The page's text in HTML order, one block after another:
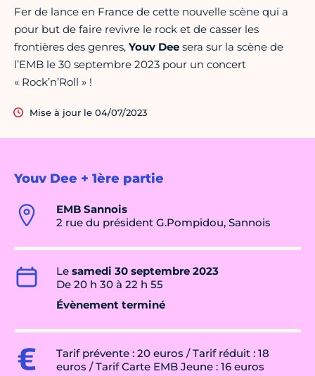
Youv Dee + 1ère partie
EMB Sannois
2 rue du président G.Pompidou, Sannois
Le samedi 30 septembre 2023
De 20 h 30 à 22 h 55
Évènement terminé
Tarif prévente : 20 euros / Tarif réduit : 18
euros / Tarif Carte EMB Jeune : 16 euros
Fer de lance en France de cette nouvelle scène qui a
pour but de faire revivre le rock et de casser les
frontières des genres, Youv Dee sera sur la scène de
l’EMB le 30 septembre 2023 pour un concert
« Rock’n’Roll » !
Mise à jour le 04/07/2023